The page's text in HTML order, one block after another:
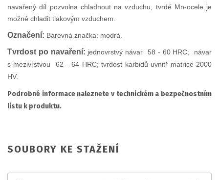
navařený díl pozvolna chladnout na vzduchu, tvrdé Mn-ocele je
možné chladit tlakovým vzduchem.
Označení: Barevná značka: modrá.
Tvrdost po navaření: jednovrstvý návar 58 - 60 HRC; návar
s mezivrstvou 62 - 64 HRC; tvrdost karbidů uvnitř matrice 2000
HV.
Podrobné informace naleznete v technickém a bezpečnostním
listu k produktu.
SOUBORY KE STAŽENÍ